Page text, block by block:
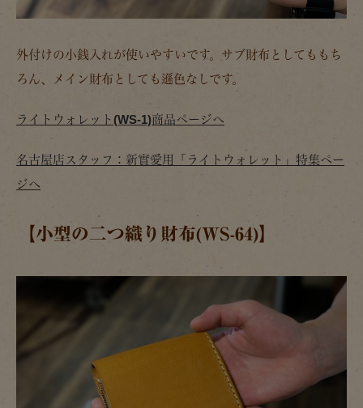
外付けの小銭入れが使いやすいです。サブ財布としてももち
ろん、メイン財布としても遜色なしです。
ライトウォレット(WS-1)商品ページへ
名古屋店スタッフ：新實愛用「ライトウォレット」特集ペー
ジへ
【小型の二つ織り財布(WS-64)】